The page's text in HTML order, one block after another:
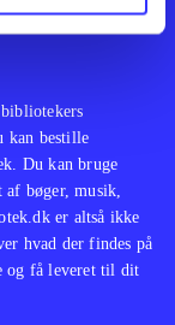
kan bestille
Du kan bruge
bøger, musik,
er altså ikke
hvad der findes på
og få leveret til dit